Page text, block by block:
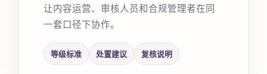
让内容运营、审核人员和合规管理者在同
一套口径下协作。
等级标准 处置建议 复核说明